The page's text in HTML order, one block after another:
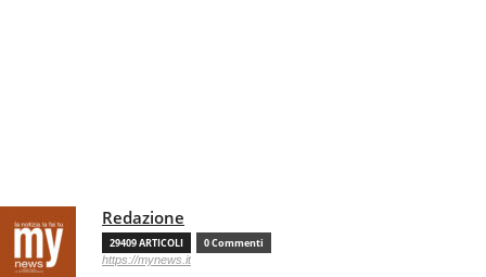
Redazione
29409 ARTICOLI 0 Commenti
https://mynews.it